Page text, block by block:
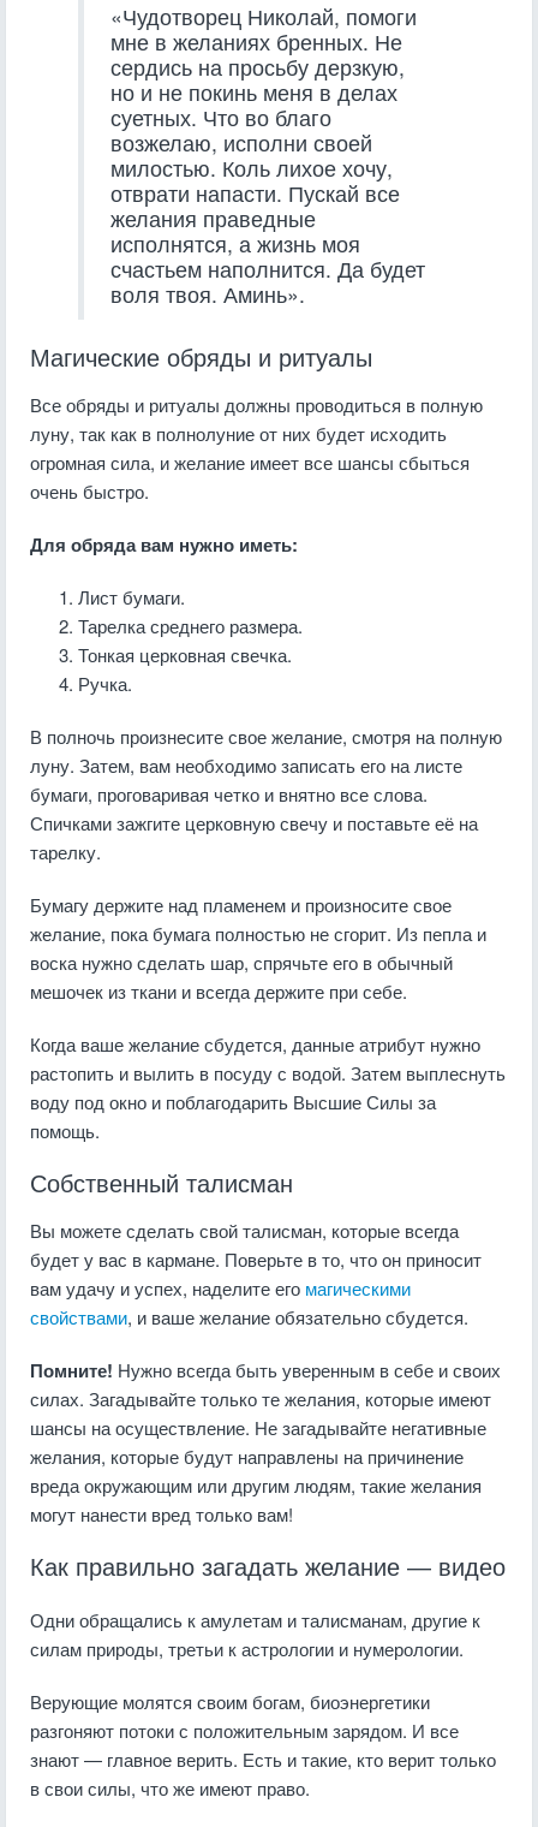
«Чудотворец Николай, помоги
мне в желаниях бренных. Не
сердись на просьбу дерзкую,
но и не покинь меня в делах
суетных. Что во благо
возжелаю, исполни своей
милостью. Коль лихое хочу,
отврати напасти. Пускай все
желания праведные
исполнятся, а жизнь моя
счастьем наполнится. Да будет
воля твоя. Аминь».
Магические обряды и ритуалы
Все обряды и ритуалы должны проводиться в полную
луну, так как в полнолуние от них будет исходить
огромная сила, и желание имеет все шансы сбыться
очень быстро.
Для обряда вам нужно иметь:
Лист бумаги.
Тарелка среднего размера.
Тонкая церковная свечка.
Ручка.
В полночь произнесите свое желание, смотря на полную
луну. Затем, вам необходимо записать его на листе
бумаги, проговаривая четко и внятно все слова.
Спичками зажгите церковную свечу и поставьте её на
тарелку.
Бумагу держите над пламенем и произносите свое
желание, пока бумага полностью не сгорит. Из пепла и
воска нужно сделать шар, спрячьте его в обычный
мешочек из ткани и всегда держите при себе.
Когда ваше желание сбудется, данные атрибут нужно
растопить и вылить в посуду с водой. Затем выплеснуть
воду под окно и поблагодарить Высшие Силы за
помощь.
Собственный талисман
Вы можете сделать свой талисман, которые всегда
будет у вас в кармане. Поверьте в то, что он приносит
вам удачу и успех, наделите его магическими
свойствами, и ваше желание обязательно сбудется.
Помните! Нужно всегда быть уверенным в себе и своих
силах. Загадывайте только те желания, которые имеют
шансы на осуществление. Не загадывайте негативные
желания, которые будут направлены на причинение
вреда окружающим или другим людям, такие желания
могут нанести вред только вам!
Как правильно загадать желание — видео
Одни обращались к амулетам и талисманам, другие к
силам природы, третьи к астрологии и нумерологии.
Верующие молятся своим богам, биоэнергетики
разгоняют потоки с положительным зарядом. И все
знают — главное верить. Есть и такие, кто верит только
в свои силы, что же имеют право.